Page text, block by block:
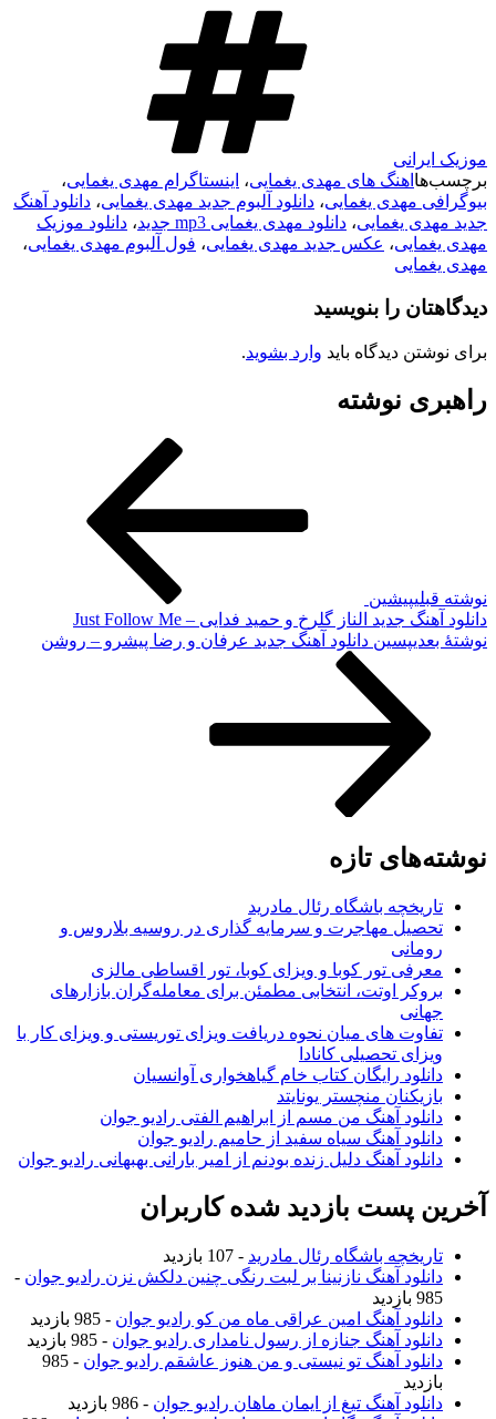
موزیک ایرانی
برچسب‌ها اهنگ های مهدی یغمایی، اینستاگرام مهدی یغمایی،
بیوگرافی مهدی یغمایی، دانلود آلبوم جدید مهدی یغمایی، دانلود آهنگ
جدید مهدی یغمایی، دانلود مهدی یغمایی mp3 جدید ، دانلود موزیک
مهدی یغمایی، عکس جدید مهدی یغمایی، فول آلبوم مهدی یغمایی،
مهدی یغمایی
دیدگاهتان را بنویسید
برای نوشتن دیدگاه باید وارد بشوید.
راهبری نوشته
نوشته قبلیپیشین
دانلود آهنگ جدید الناز گلرخ و حمید فدایی – Just Follow Me
نوشته‌ٔ بعدیپسین دانلود آهنگ جدید عرفان و رضا پیشرو – روشن
نوشته‌های تازه
تاریخچه باشگاه رئال مادرید
تحصیل مهاجرت و سرمایه گذاری در روسیه بلاروس و
رومانی
معرفی تور کوبا و ویزای کوبا، تور اقساطی مالزی
بروکر اوتت، انتخابی مطمئن برای معامله‌گران بازارهای
جهانی
تفاوت های میان نحوه دریافت ویزای توریستی و ویزای کار با
ویزای تحصیلی کانادا
دانلود رایگان کتاب خام گیاهخواری آوانسیان
بازیکنان منچستر یونایتد
دانلود آهنگ من مسم از ابراهیم الفتی رادیو جوان
دانلود آهنگ سیاه سفید از حامیم رادیو جوان
دانلود آهنگ دلیل زنده بودنم از امیر بارانی بهبهانی رادیو جوان
آخرین پست بازدید شده کاربران
تاریخچه باشگاه رئال مادرید - 107 بازدید
دانلود آهنگ نازنینا بر لبت رنگی چنین دلکش نزن رادیو جوان -
985 بازدید
دانلود آهنگ امین عراقی ماه من کو رادیو جوان - 985 بازدید
دانلود آهنگ جنازه از رسول نامداری رادیو جوان - 985 بازدید
دانلود آهنگ تو نیستی و من هنوز عاشقم رادیو جوان
- 985
بازدید
دانلود آهنگ تیغ از ایمان ماهان رادیو جوان - 986 بازدید